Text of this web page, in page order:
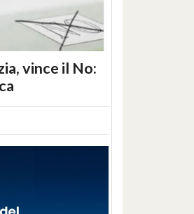
vince il No: